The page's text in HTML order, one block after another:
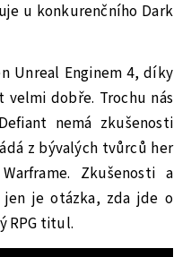
u konkurenčního Dark
Unreal Enginem 4, díky
velmi dobře. Trochu nás
nemá zkušenosti
z bývalých tvůrců her
Zkušenosti a
je otázka, zda jde o
RPG titul.